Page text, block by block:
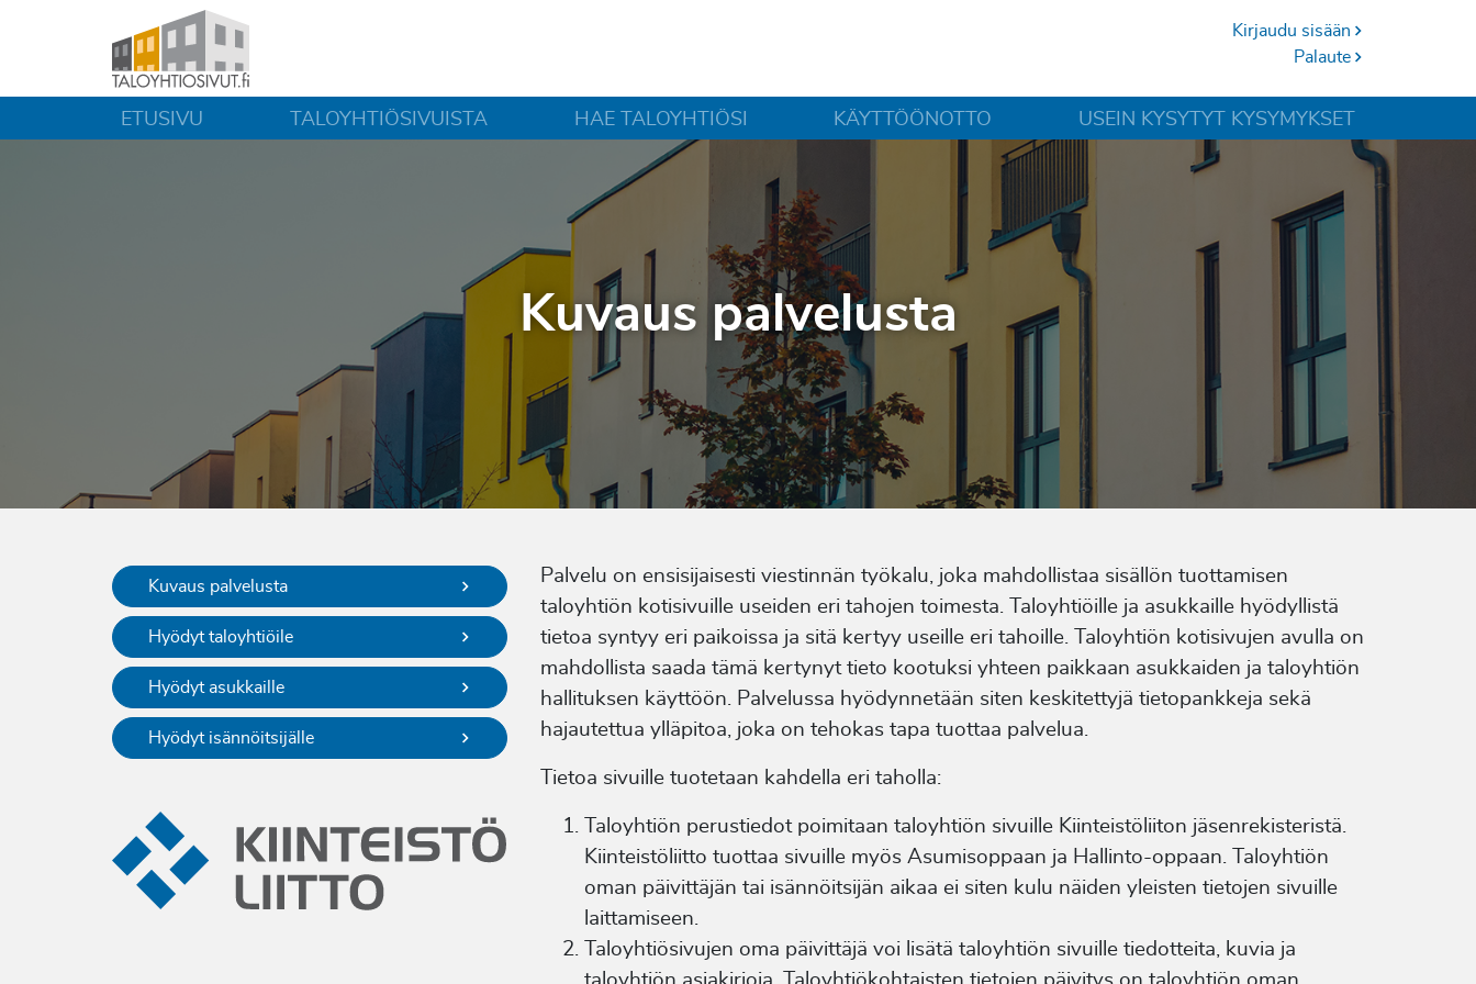
ETUSIVU TALOYHTIÖSIVUISTA HAE TALOYHTIÖSI KÄYTTÖÖNOTTO USEIN KYSYTYT KYSYMYKSET
Kirjaudu sisään
Palaute
Kuvaus palvelusta
Palvelu on ensisijaisesti viestinnän työkalu, joka mahdollistaa sisällön tuottamisen
taloyhtiön kotisivuille useiden eri tahojen toimesta. Taloyhtiöille ja asukkaille hyödyllistä
tietoa syntyy eri paikoissa ja sitä kertyy useille eri tahoille. Taloyhtiön kotisivujen avulla on
mahdollista saada tämä kertynyt tieto kootuksi yhteen paikkaan asukkaiden ja taloyhtiön
hallituksen käyttöön. Palvelussa hyödynnetään siten keskitettyjä tietopankkeja sekä
hajautettua ylläpitoa, joka on tehokas tapa tuottaa palvelua.
Tietoa sivuille tuotetaan kahdella eri taholla:
Taloyhtiön perustiedot poimitaan taloyhtiön sivuille Kiinteistöliiton jäsenrekisteristä.
Kiinteistöliitto tuottaa sivuille myös Asumisoppaan ja Hallinto-oppaan. Taloyhtiön
oman päivittäjän tai isännöitsijän aikaa ei siten kulu näiden yleisten tietojen sivuille
laittamiseen.
Taloyhtiösivujen oma päivittäjä voi lisätä taloyhtiön sivuille tiedotteita, kuvia ja
Kuvaus palvelusta
Hyödyt taloyhtiöile
Hyödyt asukkaille
Hyödyt isännöitsijälle